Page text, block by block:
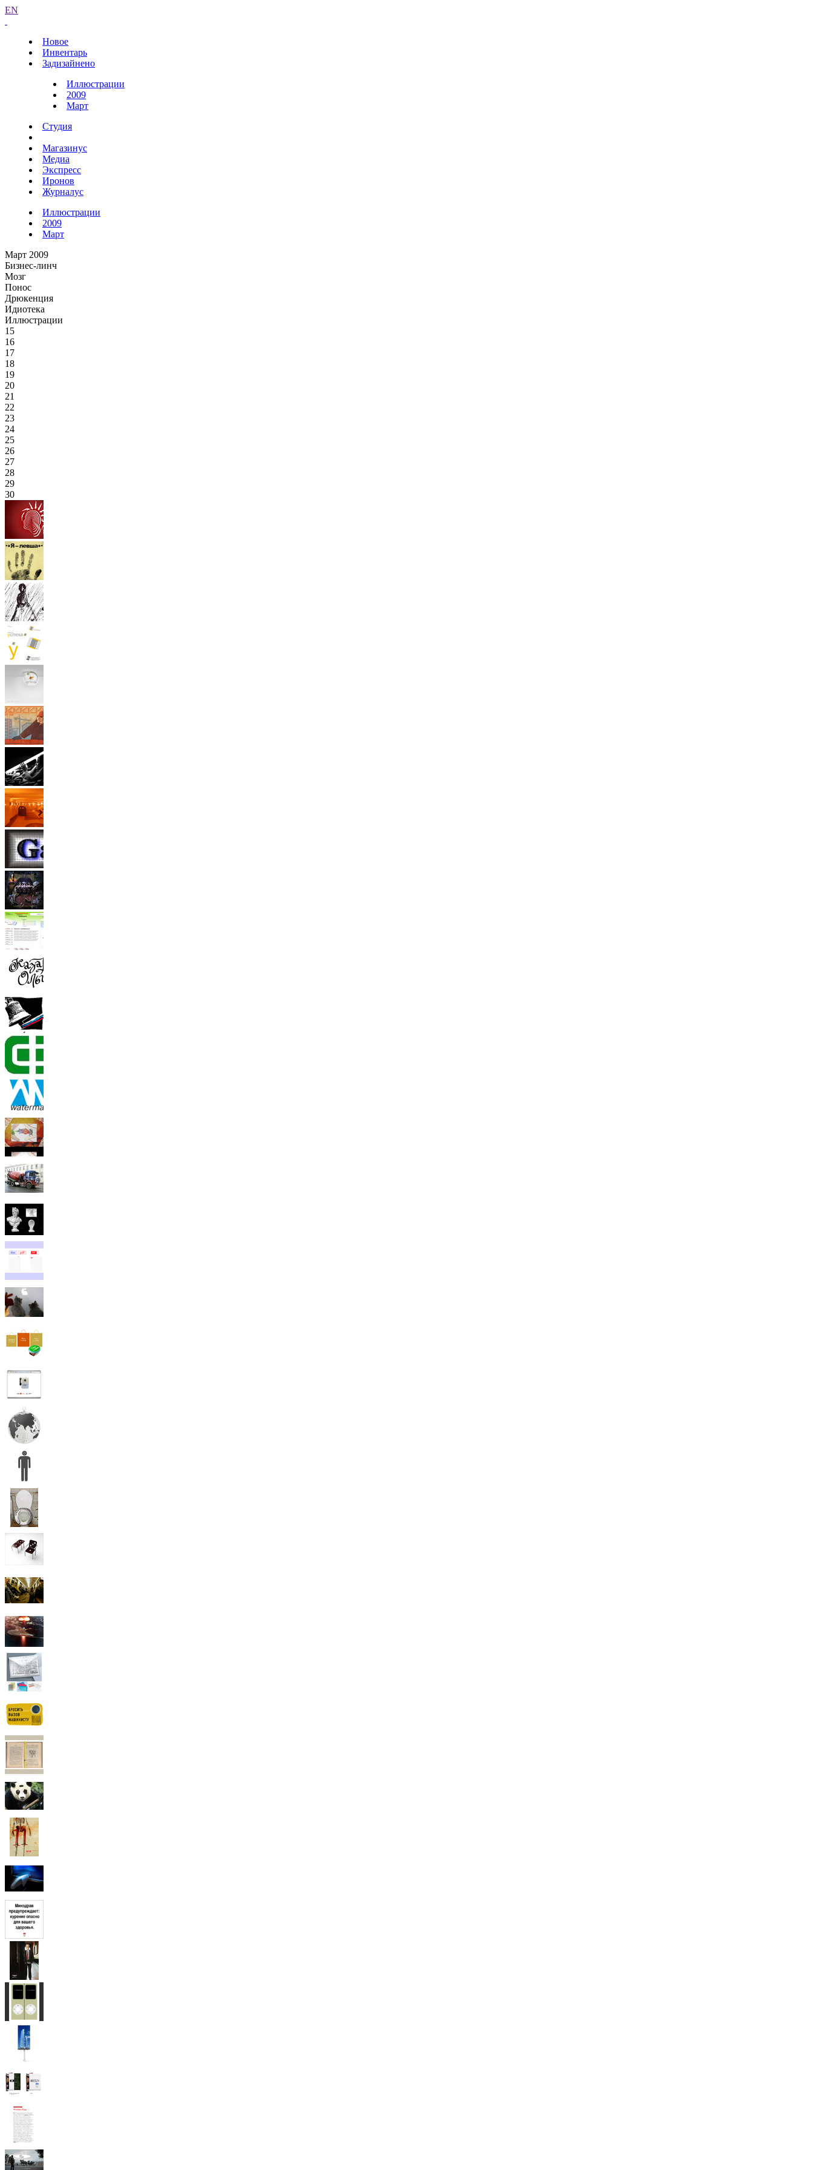
EN
Новое
Инвентарь
Задизайнено
Иллюстрации
2009
Март
Студия
Магазинус
Медиа
Экспресс
Иронов
Журналус
Иллюстрации
2009
Март
Март 2009
Бизнес-линч
Мозг
Понос
Дрюкенция
Идиотека
Иллюстрации
15
16
17
18
19
20
21
22
23
24
25
26
27
28
29
30